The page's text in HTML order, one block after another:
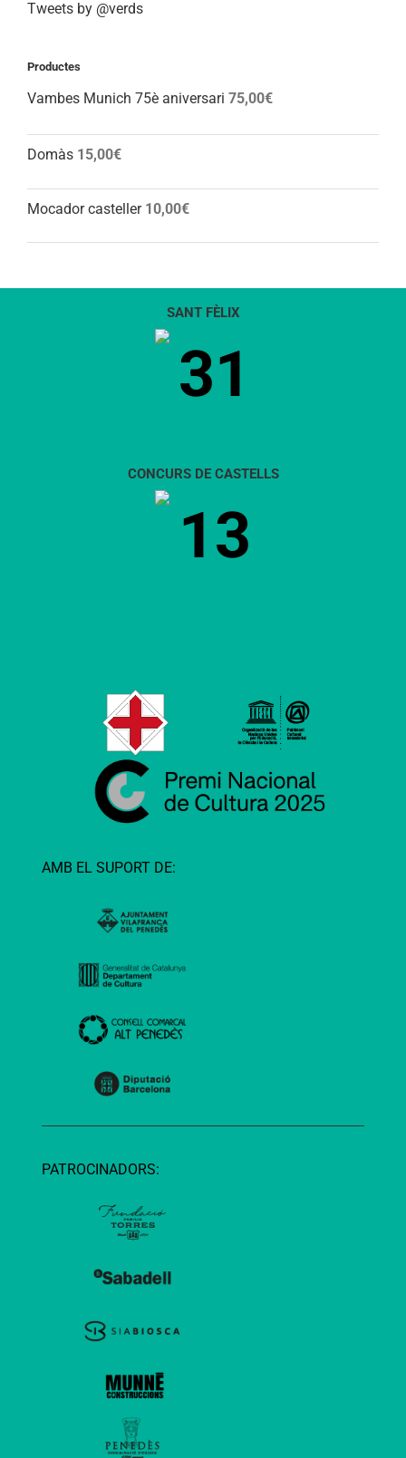
Tweets by @verds
Productes
Vambes Munich 75è aniversari 75,00€
Domàs 15,00€
Mocador casteller 10,00€
SANT FÈLIX
31
CONCURS DE CASTELLS
13
AMB EL SUPORT DE:
PATROCINADORS: